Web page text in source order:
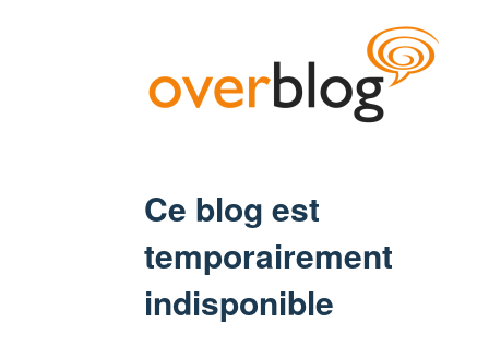
Ce blog est
temporairement
indisponible